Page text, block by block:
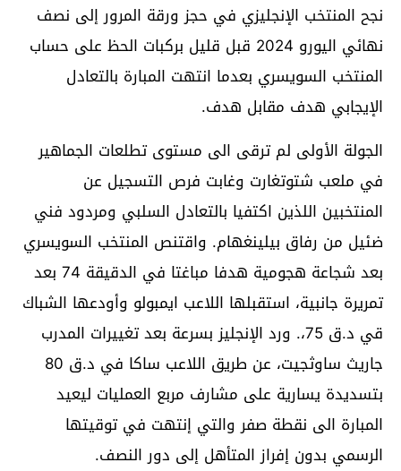
نجح المنتخب الإنجليزي في حجز ورقة المرور إلى نصف
نهائي اليورو 2024 قبل قليل بركبات الحظ على حساب
المنتخب السويسري بعدما انتهت المبارة بالتعادل
الإيجابي هدف مقابل هدف.
الجولة الأولى لم ترقى الى مستوى تطلعات الجماهير
في ملعب شتوتغارت وغابت فرص التسجيل عن
المنتخبين اللذين اكتفيا بالتعادل السلبي ومردود فني
ضئيل من رفاق بيلينغهام. واقتنص المنتخب السويسري
بعد شجاعة هجومية هدفا مباغتا في الدقيقة 74 بعد
تمريرة جانبية، استقبلها اللاعب ايمبولو وأودعها الشباك
قي د.ق 75،. ورد الإنجليز بسرعة بعد تغييرات المدرب
جاريث ساوثجيت، عن طريق اللاعب ساكا في د.ق 80
بتسديدة يسارية على مشارف مربع العمليات ليعيد
المبارة الى نقطة صفر والتي إنتهت في توقيتها
الرسمي بدون إفراز المتأهل إلى دور النصف.